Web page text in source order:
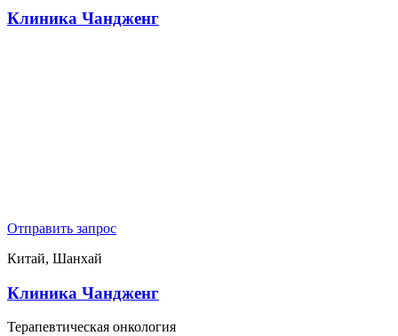
Клиника Чандженг
Отправить запрос
Китай, Шанхай
Клиника Чандженг
Терапевтическая онкология